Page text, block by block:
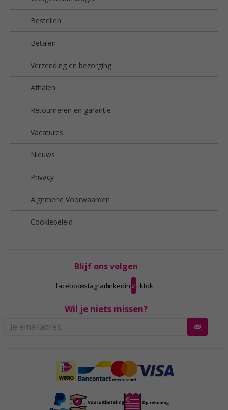
Bestellen
Betalen
Verzending en bezorging
Afhalen
Retourneren en garantie
Vacatures
Nieuws
Privacy
Algemene Voorwaarden
Cookiebeleid
Blijf ons volgen
facebookinstagramlinkedin tiktok
Wil je niets missen?